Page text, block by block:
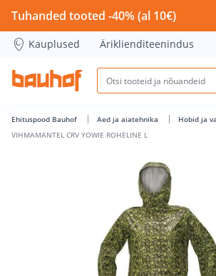
VIHMAMANTEL CRV YOWIE ROHELINE L
Tuhanded tooted -40% (al 10€)
Kauplused Äriklienditeenindus
Ehituspood Bauhof Aed ja aiatehnika Hobid ja
VIHMAMANTEL CRV YOWIE ROHELINE L